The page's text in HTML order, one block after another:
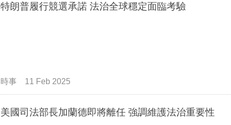
特朗普履行競選承諾 法治全球穩定面臨考驗
時事 11 Feb 2025
美國司法部長加蘭德即將離任 強調維護法治重要性